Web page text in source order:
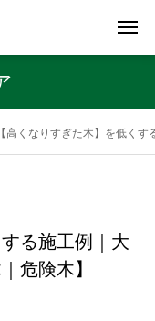
【高くなりすぎた木】を低く
る施工例｜大
危険木】